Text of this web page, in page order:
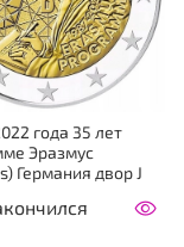
года 35 лет
Эразмус
Германия двор J